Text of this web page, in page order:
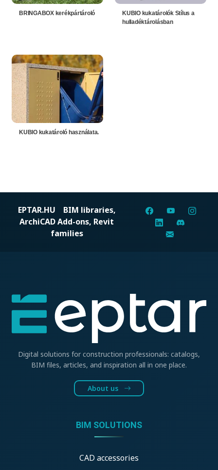
BRINGABOX kerékpártároló
KUBIO kukatárolók Stílus a
hulladéktárolásban
KUBIO kukatároló használata.
EPTAR.HU BIM libraries,
ArchiCAD Add-ons, Revit
families
Digital solutions for construction professionals: catalogs,
BIM files, articles, and inspiration all in one place.
About us
BIM SOLUTIONS
CAD accessories